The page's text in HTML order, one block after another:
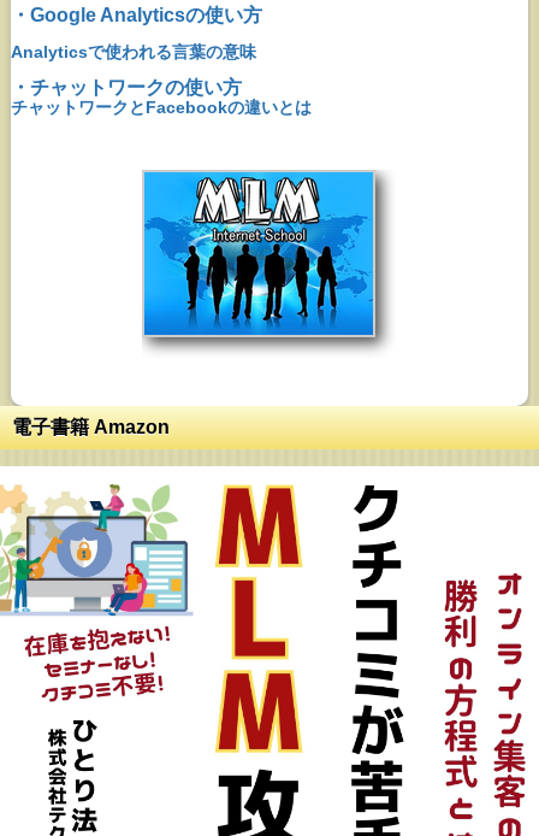
・Google Analyticsの使い方
Analyticsで使われる言葉の意味
・チャットワークの使い方
チャットワークとFacebookの違いとは
電子書籍 Amazon